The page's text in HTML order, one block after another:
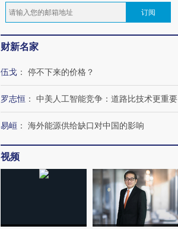
订阅
财新名家
伍戈 ： 停不下来的价格？
罗志恒 ： 中美人工智能竞争：道路比技术更重要
易峘 ： 海外能源供给缺口对中国的影响
视频